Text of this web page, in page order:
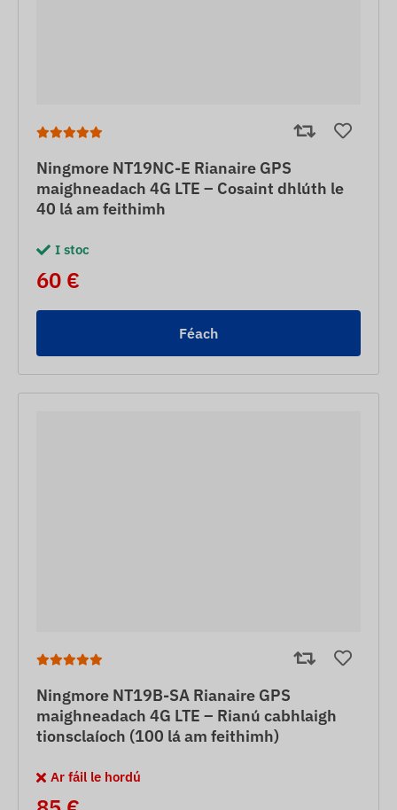
Ningmore NT19NC-E Rianaire GPS
maighneadach 4G LTE – Cosaint dhlúth le
40 lá am feithimh
I stoc
60 €
Féach
Ningmore NT19B-SA Rianaire GPS
maighneadach 4G LTE – Rianú cabhlaigh
tionsclaíoch (100 lá am feithimh)
Ar fáil le hordú